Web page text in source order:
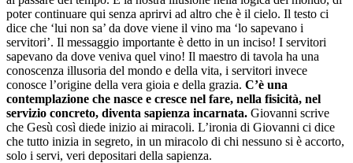
poter continuare qui senza aprirvi ad altro che è il cielo. Il testo ci
dice che ‘lui non sa’ da dove viene il vino ma ‘lo sapevano i
servitori’. Il messaggio importante è detto in un inciso! I servitori
sapevano da dove veniva quel vino! Il maestro di tavola ha una
conoscenza illusoria del mondo e della vita, i servitori invece
conosce l’origine della vera gioia e della grazia. C’è una
contemplazione che nasce e cresce nel fare, nella fisicità, nel
servizio concreto, diventa sapienza incarnata. Giovanni scrive
che Gesù così diede inizio ai miracoli. L’ironia di Giovanni ci dice
che tutto inizia in segreto, in un miracolo di chi nessuno si è accorto,
solo i servi, veri depositari della sapienza.